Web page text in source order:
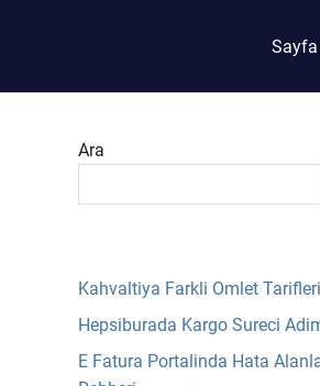
Ara
Kahvaltiya Farkli Omlet Tarifleri
Hepsiburada Kargo Sureci
E Fatura Portalinda Hata